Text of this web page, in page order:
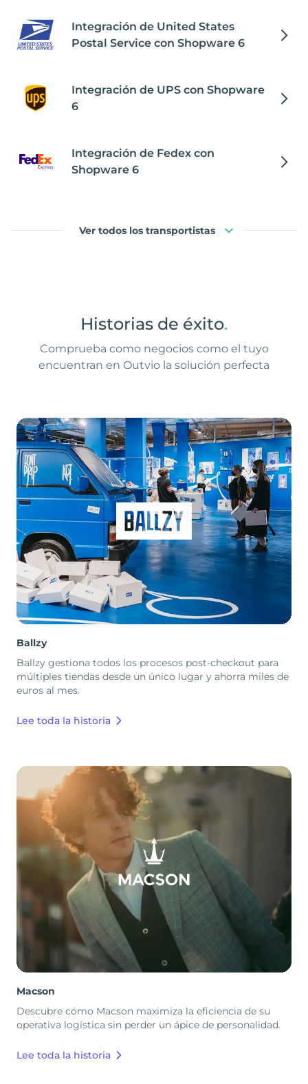
Integración de United States
Postal Service con Shopware 6
Integración de UPS con Shopware
6
Integración de Fedex con
Shopware 6
Ver todos los transportistas
Historias de éxito.
Comprueba como negocios como el tuyo
encuentran en Outvio la solución perfecta
Ballzy
Ballzy gestiona todos los procesos post-checkout para
múltiples tiendas desde un único lugar y ahorra miles de
euros al mes.
Lee toda la historia
Macson
Descubre cómo Macson maximiza la eficiencia de su
operativa logística sin perder un ápice de personalidad.
Lee toda la historia